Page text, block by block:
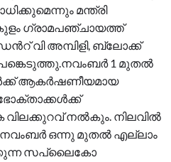
മന്ത്രി
ഗ്രാമപഞ്ചായത്ത്
വി അമ്പിളി, ബ്ലോക്ക്
1 മുതൽ
ആകർഷണീയമായ
വിലക്കുറവ് നൽകും. നിലവിൽ
ഒന്നു മുതൽ എല്ലാം
സപ്ലൈകോ